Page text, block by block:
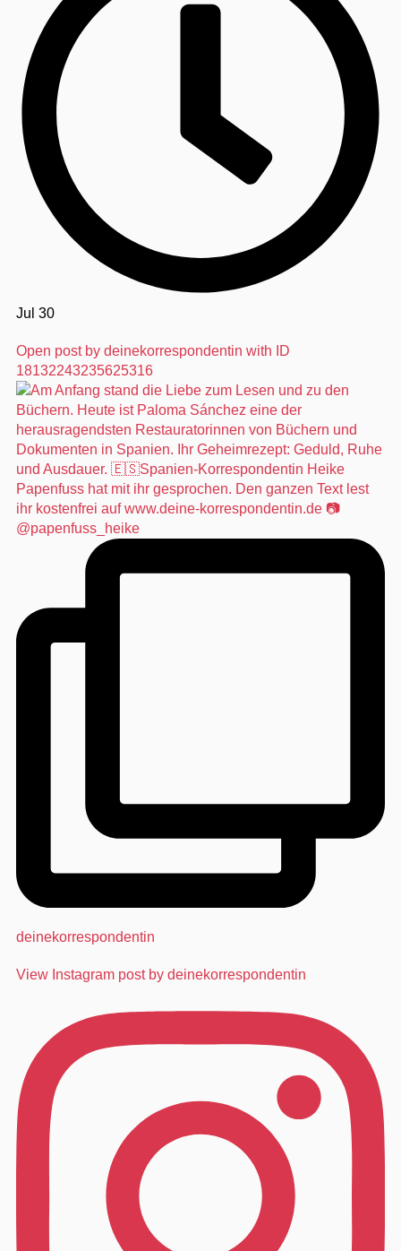
Jul 30
Open post by deinekorrespondentin with ID
18132243235625316
deinekorrespondentin
View Instagram post by deinekorrespondentin